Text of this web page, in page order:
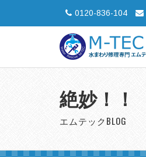
0120-836-104
絶妙！！
エムテックBLOG